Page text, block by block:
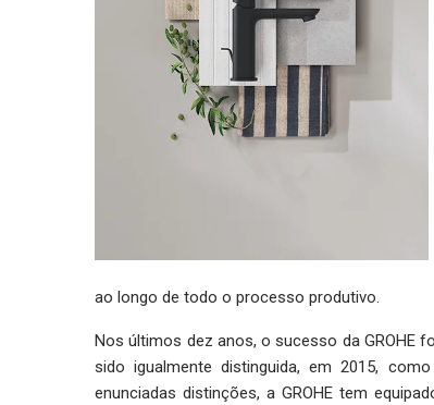
ao longo de todo o processo produtivo.
Nos últimos dez anos, o sucesso da GROHE
sido igualmente distinguida, em 2015,
enunciadas distinções, a GROHE tem